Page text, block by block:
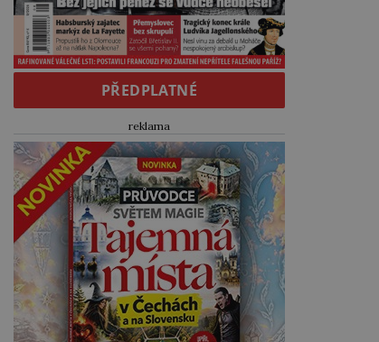
PŘEDPLATNÉ
reklama